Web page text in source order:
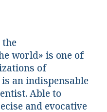
the
world» is one of
of
an indispensable
Able to
and evocative